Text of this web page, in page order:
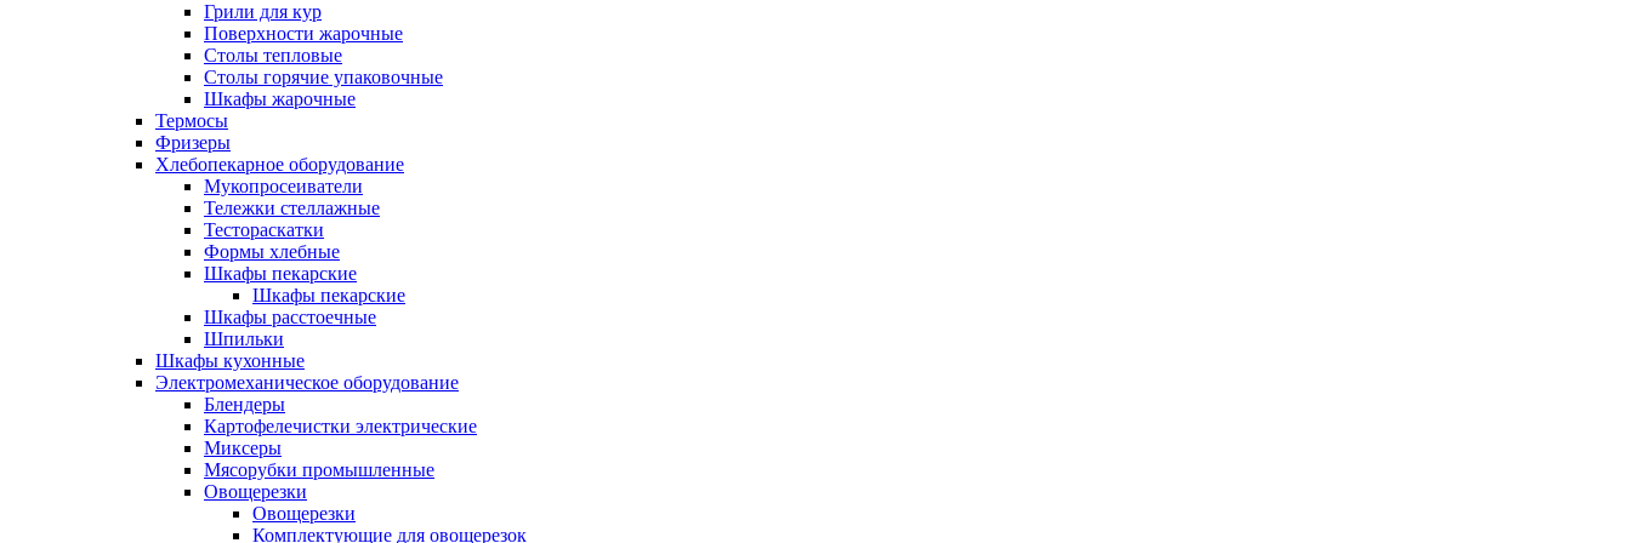
Грили для кур
Поверхности жарочные
Столы тепловые
Столы горячие упаковочные
Шкафы жарочные
Термосы
Фризеры
Хлебопекарное оборудование
Мукопросеиватели
Тележки стеллажные
Тестораскатки
Формы хлебные
Шкафы пекарские
Шкафы пекарские
Шкафы расстоечные
Шпильки
Шкафы кухонные
Электромеханическое оборудование
Блендеры
Картофелечистки электрические
Миксеры
Мясорубки промышленные
Овощерезки
Овощерезки
Комплектующие для овощерезок